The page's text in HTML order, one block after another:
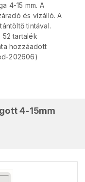
4-15 mm. A
és vízálló. A
tintával.
tartalék
hozzáadott
202606)
4-15mm